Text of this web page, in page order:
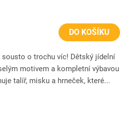
DO KOŠÍKU
sousto o trochu víc! Dětský jídelní
motivem a kompletní výbavou
talíř, misku a hrneček, které...